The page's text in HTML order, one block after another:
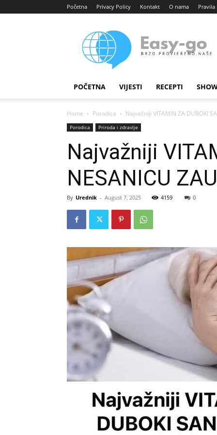
Početna Privacy Policy Kontakt O nama
portal
POČETNA VIJESTI RECEPTI
Home Porodica Najvažniji VITAMIN ZA DUBOKI
Porodica Priroda i zdravlje
Najvažniji
NESANICU
By Urednik - August 7, 2025 4159 0